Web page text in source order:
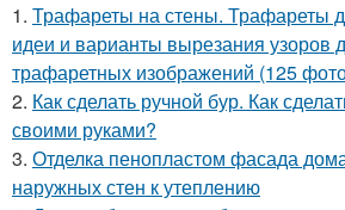
1. Трафареты на стены. Трафареты
идеи и варианты вырезания узоров
трафаретных изображений (125
2. Как сделать ручной бур. Как
своими руками?
3. Отделка пенопластом фасада
наружных стен к утеплению